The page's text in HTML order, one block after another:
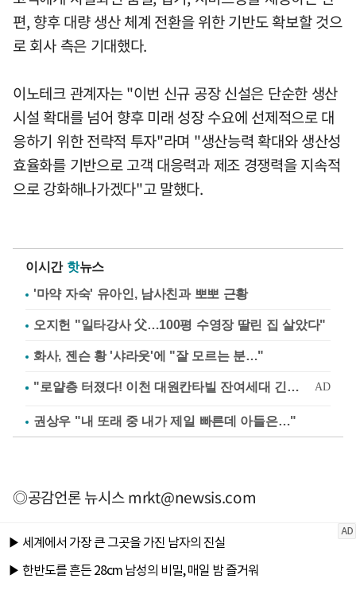
편, 향후 대량 생산 체계 전환을 위한 기반도 확보할 것으
로 회사 측은 기대했다.
이노테크 관계자는 "이번 신규 공장 신설은 단순한 생산
시설 확대를 넘어 향후 미래 성장 수요에 선제적으로 대
응하기 위한 전략적 투자"라며 "생산능력 확대와 생산성
효율화를 기반으로 고객 대응력과 제조 경쟁력을 지속적
으로 강화해나가겠다"고 말했다.
이시간 핫뉴스
'마약 자숙' 유아인, 남사친과 뽀뽀 근황
오지헌 "일타강사 父…100평 수영장 딸린 집 살았다"
화사, 젠슨 황 '샤라웃'에 "잘 모르는 분…"
권상우 "내 또래 중 내가 제일 빠른데 아들은…"
◎공감언론 뉴시스mrkt@newsis.com